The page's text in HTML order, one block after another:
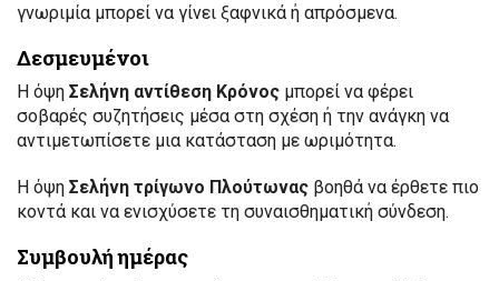
γνωριμία μπορεί να γίνει ξαφνικά ή απρόσμενα.
Δεσμευμένοι
Η όψη Σελήνη αντίθεση Κρόνος μπορεί να φέρει
σοβαρές συζητήσεις μέσα στη σχέση ή την ανάγκη να
αντιμετωπίσετε μια κατάσταση με ωριμότητα.
Η όψη Σελήνη τρίγωνο Πλούτωνας βοηθά να έρθετε πιο
κοντά και να ενισχύσετε τη συναισθηματική σύνδεση.
Συμβουλή ημέρας